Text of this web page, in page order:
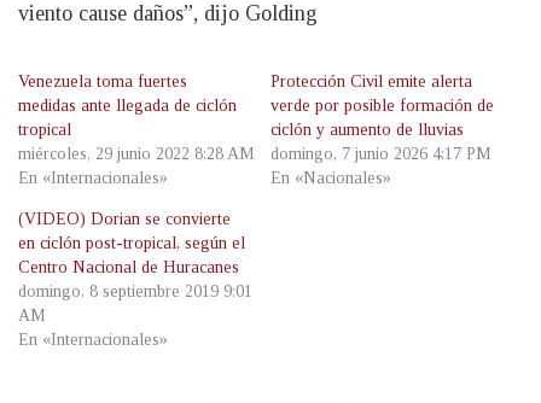
viento cause daños”, dijo Golding
Venezuela toma fuertes
medidas ante llegada de ciclón
tropical
miércoles, 29 junio 2022 8:28 AM
En «Internacionales»
Protección Civil emite alerta
verde por posible formación de
ciclón y aumento de lluvias
domingo, 7 junio 2026 4:17 PM
En «Nacionales»
(VIDEO) Dorian se convierte
en ciclón post-tropical, según el
Centro Nacional de Huracanes
domingo, 8 septiembre 2019 9:01
AM
En «Internacionales»